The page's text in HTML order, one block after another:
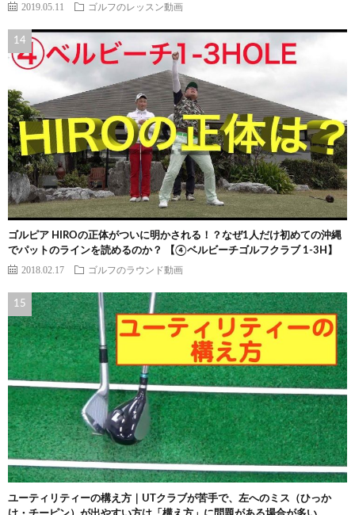
2019.05.11 ゴルフのレッスン動画
ゴルピア HIROの正体がついに明かされる！？なぜ1人だけ初めての沖縄
でパットのラインを読めるのか？ 【④ベルビーチゴルフクラブ 1-3H】
2018.02.17 ゴルフのラウンド動画
ユーティリティーの構え方｜UTクラブが苦手で、左へのミス（ひっか